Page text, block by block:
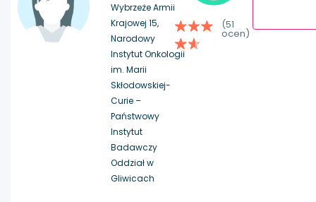
Wybrzeże Armii
Krajowej 15,
Narodowy
Instytut Onkologii
im. Marii
Skłodowskiej-
Curie –
Państwowy
Instytut
Badawczy
Oddział w
Gliwicach
(51
ocen)